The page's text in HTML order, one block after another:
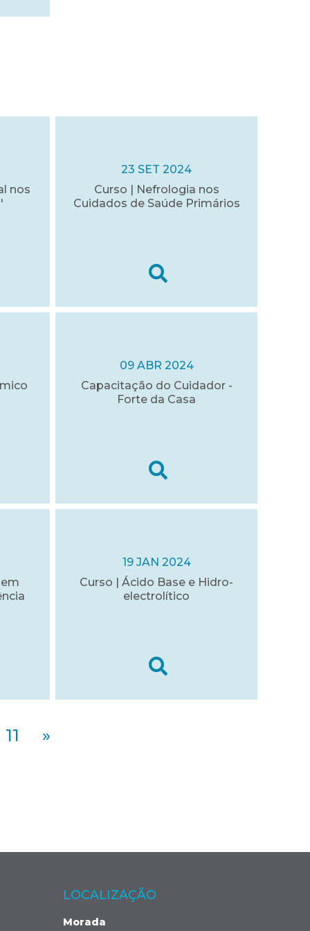
nos
23 SET 2024
Curso | Nefrologia nos
Cuidados de Saúde Primários
09 ABR 2024
Capacitação do Cuidador -
Forte da Casa
19 JAN 2024
Curso | Ácido Base e Hidro-
electrolítico
11 »
LOCALIZAÇÃO
Morada